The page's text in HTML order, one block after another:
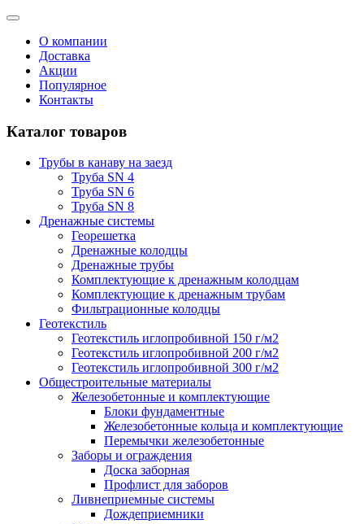
О компании
Доставка
Акции
Популярное
Контакты
Каталог товаров
Трубы в канаву на заезд
Труба SN 4
Труба SN 6
Труба SN 8
Дренажные системы
Георешетка
Дренажные колодцы
Дренажные трубы
Комплектующие к дренажным колодцам
Комплектующие к дренажным трубам
Фильтрационные колодцы
Геотекстиль
Геотекстиль иглопробивной 150 г/м2
Геотекстиль иглопробивной 200 г/м2
Геотекстиль иглопробивной 300 г/м2
Общестроительные материалы
Железобетонные и комплектующие
Блоки фундаментные
Железобетонные кольца и комплектующие
Перемычки железобетонные
Заборы и ограждения
Доска заборная
Профлист для заборов
Ливнеприемные системы
Дождеприемники